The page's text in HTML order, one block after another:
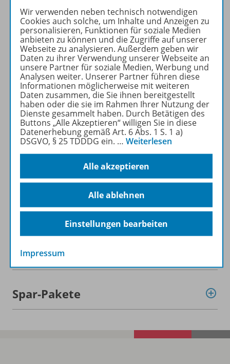
Ihr Wegweiser zu den
wichtigsten Seiten von PRAXIS
GESCHICHTE:
zu den Abo-Angeboten
zum Zeitschriftenkiosk
zum Online-Archiv
Mehr zur Zeitschrift
Informationen
Beschreibung
Weitere Inhalte der Ausgabe
Spar-Pakete
Wir verwenden neben technisch notwendigen
Cookies auch solche, um Inhalte und Anzeigen zu
personalisieren, Funktionen für soziale Medien
anbieten zu können und die Zugriffe auf unserer
Webseite zu analysieren. Außerdem geben wir
Daten zu ihrer Verwendung unserer Webseite an
unsere Partner für soziale Medien, Werbung und
Analysen weiter. Unserer Partner führen diese
Informationen möglicherweise mit weiteren
Daten zusammen, die Sie ihnen bereitgestellt
haben oder die sie im Rahmen Ihrer Nutzung der
Dienste gesammelt haben. Durch Betätigen des
Buttons „Alle Akzeptieren“ willigen Sie in diese
Datenerhebung gemäß Art. 6 Abs. 1 S. 1 a)
DSGVO, § 25 TDDDG ein. … Weiterlesen
Alle akzeptieren
Alle ablehnen
Einstellungen bearbeiten
Impressum